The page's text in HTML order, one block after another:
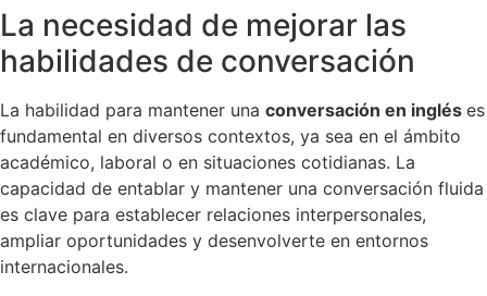
La necesidad de mejorar las
habilidades de conversación
La habilidad para mantener una conversación en inglés es
fundamental en diversos contextos, ya sea en el ámbito
académico, laboral o en situaciones cotidianas. La
capacidad de entablar y mantener una conversación fluida
es clave para establecer relaciones interpersonales,
ampliar oportunidades y desenvolverte en entornos
internacionales.